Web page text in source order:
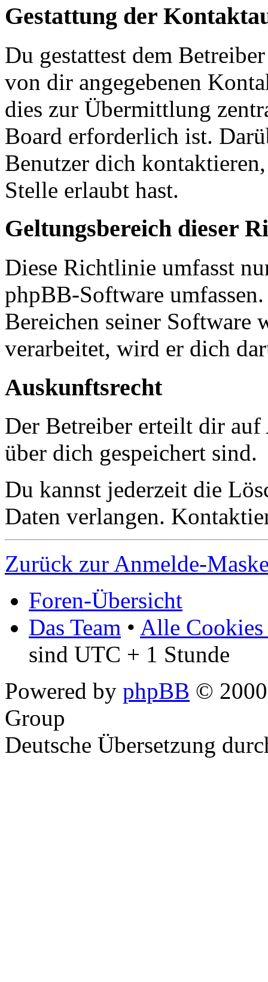
Gestattung der
Du gestattest dem
von dir angegebenen
dies zur Übermittlung
Board erforderlich ist.
Benutzer dich
Stelle erlaubt hast.
Geltungsbereich dieser
Diese Richtlinie umfasst
phpBB-Software
Bereichen seiner Software
verarbeitet, wird er dich
Auskunftsrecht
Der Betreiber erteilt dir
über dich gespeichert sind.
Du kannst jederzeit die
Daten verlangen.
Zurück zur Anmelde-
Foren-Übersicht
Das Team • Alle Cookies
sind UTC + 1 Stunde
Powered by phpBB ©
Group
Deutsche Übersetzung